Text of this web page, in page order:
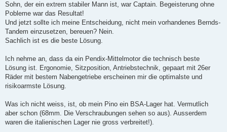
Sohn, der ein extrem stabiler Mann ist, war Captain. Begeisterung ohne
Pobleme war das Resultat!
Und jetzt sollte ich meine Entscheidung, nicht mein vorhandenes Bernds-
Tandem einzusetzen, bereuen? Nein.
Sachlich ist es die beste Lösung.
Ich nehme an, dass da ein Pendix-Mittelmotor die technisch beste
Lösung ist. Ergonomie, Sitzposition, Antriebstechnik, gepaart mit 26er
Räder mit bestem Nabengetriebe erscheinen mir die optimalste und
risikoarmste Lösung.
Was ich nicht weiss, ist, ob mein Pino ein BSA-Lager hat. Vermutlich
aber schon (68mm. Die Verschraubungen sehen so aus). Ausserdem
waren die italienischen Lager nie gross verbreitet!).